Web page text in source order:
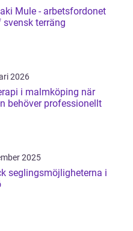
Mule - arbetsfordonet
terräng
2026
i malmköping när
behöver professionellt
2025
seglingsmöjligheterna i